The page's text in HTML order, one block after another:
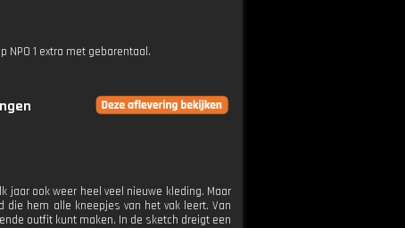
1 extra met gebarentaal.
jaar ook weer heel veel nieuwe kleding. Maar
hem alle kneepjes van het vak leert. Van
outfit kunt maken. In de sketch dreigt een